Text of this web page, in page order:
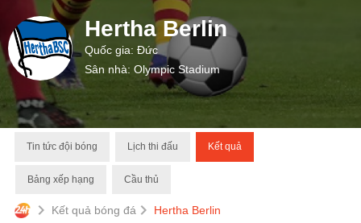
Hertha Berlin
Quốc gia: Đức
Sân nhà: Olympic Stadium
Tin tức đội bóng Lịch thi đấu Kết quả
Bảng xếp hạng Cầu thủ
Kết quả bóng đá Hertha Berlin